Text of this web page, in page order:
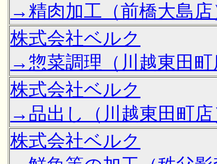
→精肉加工（前橋大島店
株式会社ベルク
→惣菜調理（川越東田町
株式会社ベルク
→品出し（川越東田町店
株式会社ベルク